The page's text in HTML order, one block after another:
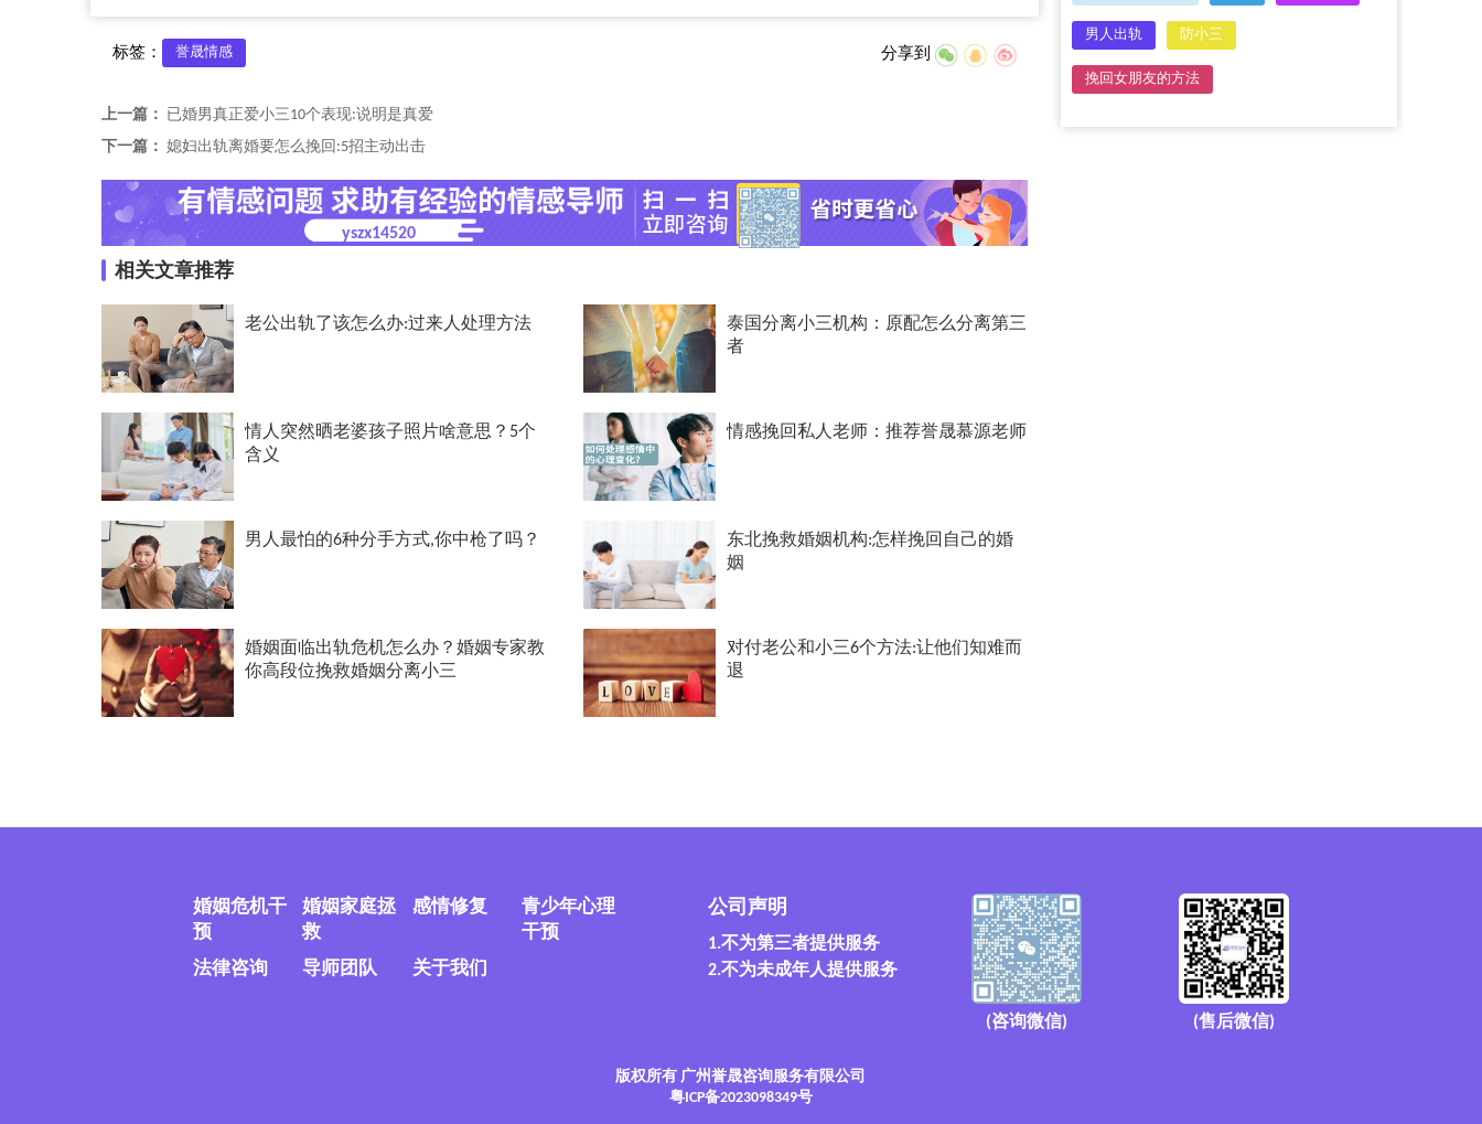
男人出轨 防小三
挽回女朋友的方法
标签： 誉晟情感 分享到
上一篇： 已婚男真正爱小三10个表现:说明是真爱
下一篇： 媳妇出轨离婚要怎么挽回:5招主动出击
yszx14520
相关文章推荐
老公出轨了该怎么办:过来人处理方法
泰国分离小三机构：原配怎么分离第三
者
情人突然晒老婆孩子照片啥意思？5个
含义
情感挽回私人老师：推荐誉晟慕源老师
男人最怕的6种分手方式,你中枪了吗？
东北挽救婚姻机构:怎样挽回自己的婚
姻
婚姻面临出轨危机怎么办？婚姻专家教
你高段位挽救婚姻分离小三
对付老公和小三6个方法:让他们知难而
退
婚姻危机干
预
婚姻家庭拯
救
感情修复
青少年心理
干预
法律咨询
导师团队 关于我们
公司声明
1.不为第三者提供服务
2.不为未成年人提供服务
(咨询微信) (售后微信)
版权所有 广州誉晟咨询服务有限公司
粤ICP备2023098349号